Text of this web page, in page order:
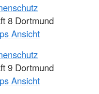
8 Dortmund
Ansicht
9 Dortmund
Ansicht